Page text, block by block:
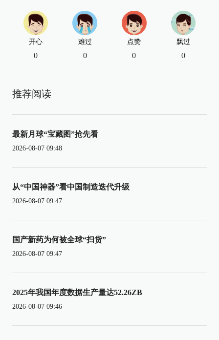
开心
0
难过
0
点赞
0
飘过
0
推荐阅读
最新月球“宝藏图”抢先看
2026-08-07 09:48
从“中国神器”看中国制造迭代升级
2026-08-07 09:47
国产新药为何被全球“扫货”
2026-08-07 09:47
2025年我国年度数据生产量达52.26ZB
2026-08-07 09:46